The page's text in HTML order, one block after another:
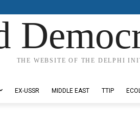
THE WEBSITE OF THE DELPHI
EX-USSR MIDDLE EAST TTIP